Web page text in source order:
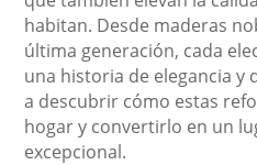
habitan. Desde maderas
última generación, cada
una historia de elegancia y
a descubrir cómo estas
hogar y convertirlo en un
excepcional.